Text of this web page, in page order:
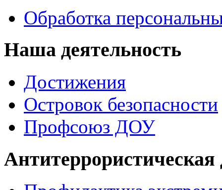
Обработка
Наша деятельность
Достижения
Островок безопасности
Профсоюз ДОУ
Антитеррористическая